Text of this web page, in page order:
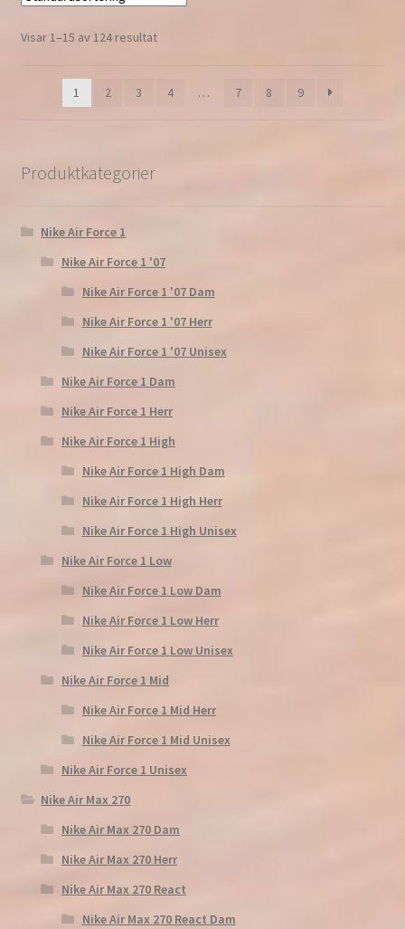
Visar 1–15 av 124 resultat
1 2 3 4 … 7 8 9
Produktkategorier
Nike Air Force 1
Nike Air Force 1 '07
Nike Air Force 1 '07 Dam
Nike Air Force 1 '07 Herr
Nike Air Force 1 '07 Unisex
Nike Air Force 1 Dam
Nike Air Force 1 Herr
Nike Air Force 1 High
Nike Air Force 1 High Dam
Nike Air Force 1 High Herr
Nike Air Force 1 High Unisex
Nike Air Force 1 Low
Nike Air Force 1 Low Dam
Nike Air Force 1 Low Herr
Nike Air Force 1 Low Unisex
Nike Air Force 1 Mid
Nike Air Force 1 Mid Herr
Nike Air Force 1 Mid Unisex
Nike Air Force 1 Unisex
Nike Air Max 270
Nike Air Max 270 Dam
Nike Air Max 270 Herr
Nike Air Max 270 React
Nike Air Max 270 React Dam